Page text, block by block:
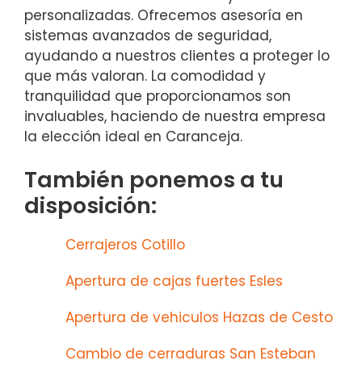
personalizadas. Ofrecemos asesoría en
sistemas avanzados de seguridad,
ayudando a nuestros clientes a proteger lo
que más valoran. La comodidad y
tranquilidad que proporcionamos son
invaluables, haciendo de nuestra empresa
la elección ideal en Caranceja.
También ponemos a tu
disposición:
Cerrajeros Cotillo
Apertura de cajas fuertes Esles
Apertura de vehiculos Hazas de Cesto
Cambio de cerraduras San Esteban